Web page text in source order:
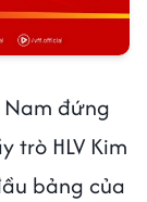
đứng
trò HLV Kim
bảng của